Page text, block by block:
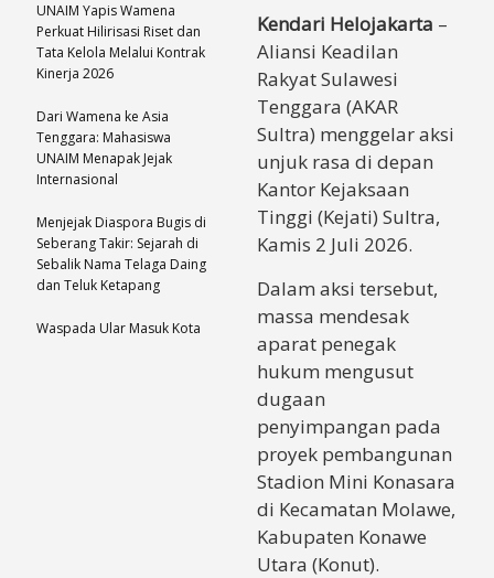
Kendari Helojakarta –
Aliansi Keadilan
Rakyat Sulawesi
Tenggara (AKAR
Sultra) menggelar aksi
unjuk rasa di depan
Kantor Kejaksaan
Tinggi (Kejati) Sultra,
Kamis 2 Juli 2026.
Dalam aksi tersebut,
massa mendesak
aparat penegak
hukum mengusut
dugaan
penyimpangan pada
proyek pembangunan
Stadion Mini Konasara
di Kecamatan Molawe,
Kabupaten Konawe
Utara (Konut).
UNAIM Yapis Wamena
Perkuat Hilirisasi Riset dan
Tata Kelola Melalui Kontrak
Kinerja 2026
Dari Wamena ke Asia
Tenggara: Mahasiswa
UNAIM Menapak Jejak
Internasional
Menjejak Diaspora Bugis di
Seberang Takir: Sejarah di
Sebalik Nama Telaga Daing
dan Teluk Ketapang
Waspada Ular Masuk Kota